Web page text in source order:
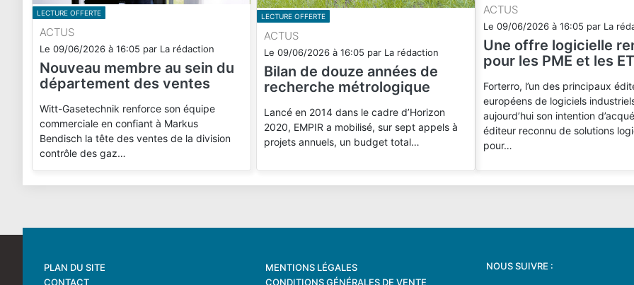
LECTURE OFFERTE
ACTUS
Le 09/06/2026 à 16:05 par La rédaction
Nouveau membre au sein du
département des ventes
Witt-Gasetechnik renforce son équipe
commerciale en confiant à Markus
Bendisch la tête des ventes de la division
contrôle des gaz…
LECTURE OFFERTE
ACTUS
Le 09/06/2026 à 16:05 par La rédaction
Bilan de douze années de
recherche métrologique
Lancé en 2014 dans le cadre d’Horizon
2020, EMPIR a mobilisé, sur sept appels à
projets annuels, un budget total…
ACTUS
Le 09/06/2026 à 16:05 par La
Une offre logicielle
pour les PME et les
Forterro, l’un des principaux
européens de logiciels
aujourd’hui son intention
éditeur reconnu de solutions
pour…
PLAN DU SITE
CONTACT
MENTIONS LÉGALES
CONDITIONS GÉNÉRALES DE VENTE
NOUS SUIVRE :